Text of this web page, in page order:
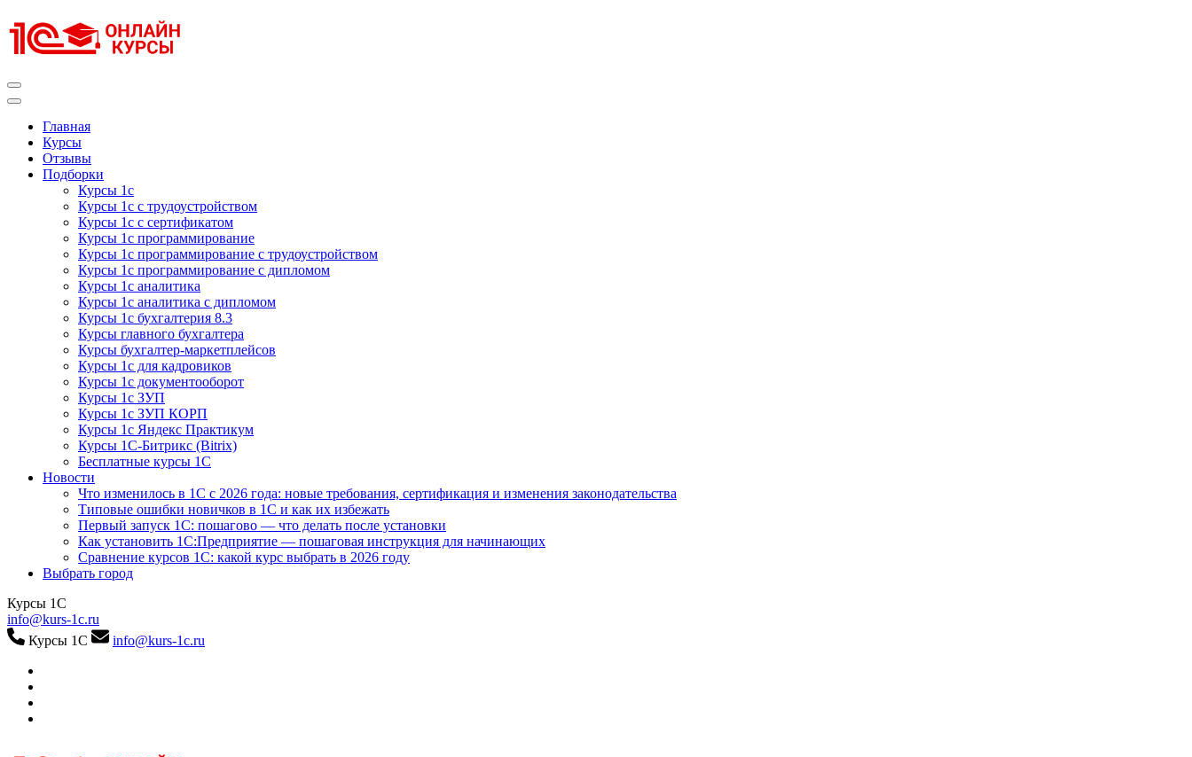
к
содержимому
Главная
Курсы
Отзывы
Подборки
Курсы 1с
Курсы 1с с трудоустройством
Курсы 1с с сертификатом
Курсы 1с программирование
Курсы 1с программирование с трудоустройством
Курсы 1с программирование с дипломом
Курсы 1с аналитика
Курсы 1с аналитика с дипломом
Курсы 1с бухгалтерия 8.3
Курсы главного бухгалтера
Курсы бухгалтер-маркетплейсов
Курсы 1с для кадровиков
Курсы 1с документооборот
Курсы 1с ЗУП
Курсы 1с ЗУП КОРП
Курсы 1с Яндекс Практикум
Курсы 1С-Битрикс (Bitrix)
Бесплатные курсы 1С
Новости
Что изменилось в 1С с 2026 года: новые требования, сертификация и изменения законодательства
Типовые ошибки новичков в 1С и как их избежать
Первый запуск 1С: пошагово — что делать после установки
Как установить 1С:Предприятие — пошаговая инструкция для начинающих
Сравнение курсов 1С: какой курс выбрать в 2026 году
Выбрать город
Курсы 1С
info@kurs-1c.ru
Курсы 1С
info@kurs-1c.ru